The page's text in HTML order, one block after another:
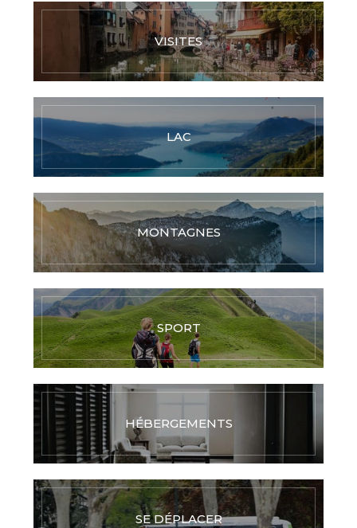
VISITES
LAC
MONTAGNES
SPORT
HÉBERGEMENTS
SE DÉPLACER